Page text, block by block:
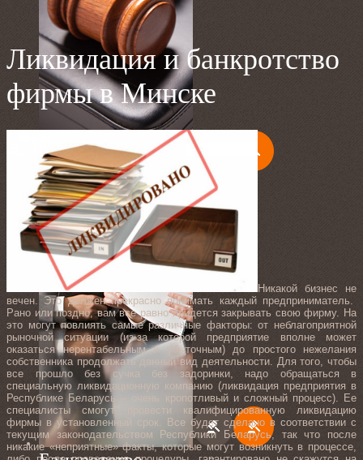
Ликвидацияпредприятий
Ликвидация и банкротство
фирмы в Минске
Никакой бизнес не
вечен. Это должен прекрасно понимать каждый предприниматель.
Рано или поздно, вам все равно придется закрывать свою фирму. На
это могут повлиять самые различные факторы: от неблагоприятной
рыночной ситуации (из-за которой предприятие вполне может
оказаться нерентабельным и убыточным) до простого нежелания
собственника продолжать данный вид деятельности. Для того, чтобы
все прошло без сучка без задоринки, надо обращаться в
специальную ликвидационную компанию (ликвидация предприятия в
Республике Беларусь – очень кропотливый и сложный процесс). Ее
специалисты смогут провести квалифицированную ликвидацию
фирмы в установленный срок. Все будет сделано в соответствии с
текущим законодательством Республики Беларусь, так что после
никакие «неприятные» факты, которые могут возникнуть в процессе,